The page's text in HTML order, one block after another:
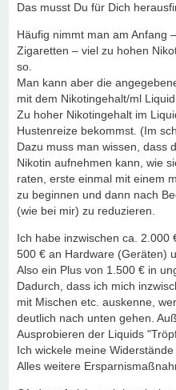
Das musst Du für Dich
Häufig nimmt man am Anfang
Zigaretten – viel zu hohen
so.
Man kann aber die
mit dem Nikotingehalt/ml
Zu hoher Nikotingehalt im
Hustenreize bekommst. (Im
Dazu muss man wissen, dass
Nikotin aufnehmen kann, wie
raten, erste einmal mit einem
zu beginnen und dann nach
(wie bei mir) zu reduzieren.
Ich habe inzwischen ca. 2.000
500 € an Hardware (Geräten)
Also ein Plus von 1.500 € in
Dadurch, dass ich mich
mit Mischen etc. auskenne,
deutlich nach unten gehen.
Ausprobieren der Liquids
Ich wickele meine Widerstände
Alles weitere